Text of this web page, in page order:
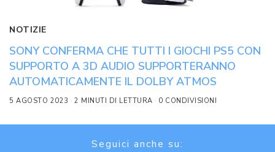
NOTIZIE
SONY CONFERMA CHE TUTTI I GIOCHI PS5 CON
SUPPORTO A 3D AUDIO SUPPORTERANNO
AUTOMATICAMENTE IL DOLBY ATMOS
5 AGOSTO 2023 2 MINUTI DI LETTURA 0 CONDIVISIONI
Seguici anche su: